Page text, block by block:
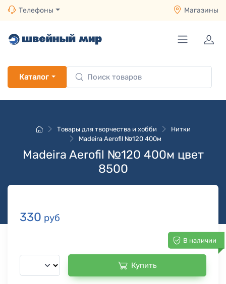
Телефоны Магазины
Каталог
Товары для творчества и хобби
Нитки
Madeira Aerofil №120 400м
Madeira Aerofil №120 400м цвет
8500
330 руб
В наличии
Купить